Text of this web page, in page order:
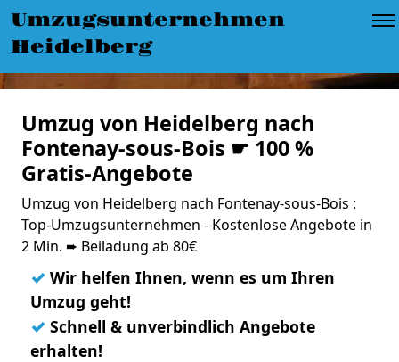
Umzugsunternehmen
Heidelberg
Umzug von Heidelberg nach
Fontenay-sous-Bois ☛ 100 %
Gratis-Angebote
Umzug von Heidelberg nach Fontenay-sous-Bois :
Top-Umzugsunternehmen - Kostenlose Angebote in
2 Min. ➨ Beiladung ab 80€
✓ Wir helfen Ihnen, wenn es um Ihren
Umzug geht!
✓ Schnell & unverbindlich Angebote
erhalten!